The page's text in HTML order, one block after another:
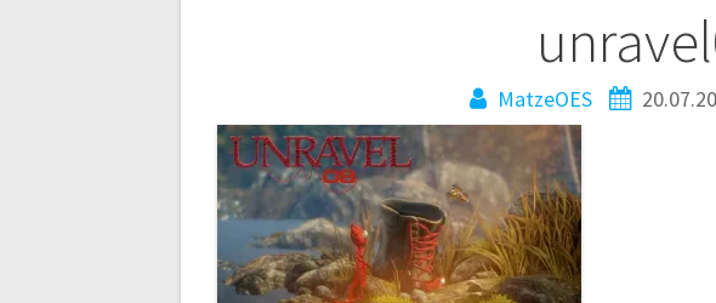
MatzeOES
Beitragsnavigation